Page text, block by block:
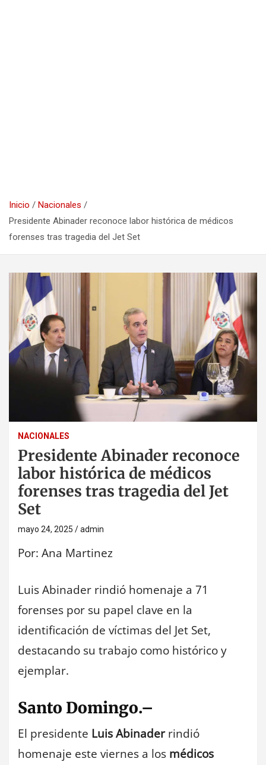
Inicio
Nacionales
Presidente Abinader reconoce labor histórica de médicos
forenses tras tragedia del Jet Set
NACIONALES
Presidente Abinader reconoce
labor histórica de médicos
forenses tras tragedia del Jet
Set
mayo 24, 2025 admin
Por: Ana Martinez
Luis Abinader rindió homenaje a 71
forenses por su papel clave en la
identificación de víctimas del Jet Set,
destacando su trabajo como histórico y
ejemplar.
Santo Domingo.–
El presidente Luis Abinaderrindió
homenaje este viernes a los médicos